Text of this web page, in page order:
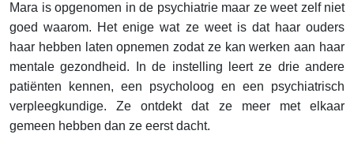
Mara is opgenomen in de psychiatrie maar ze weet zelf niet
goed waarom. Het enige wat ze weet is dat haar ouders
haar hebben laten opnemen zodat ze kan werken aan haar
mentale gezondheid. In de instelling leert ze drie andere
patiënten kennen, een psycholoog en een psychiatrisch
verpleegkundige. Ze ontdekt dat ze meer met elkaar
gemeen hebben dan ze eerst dacht.